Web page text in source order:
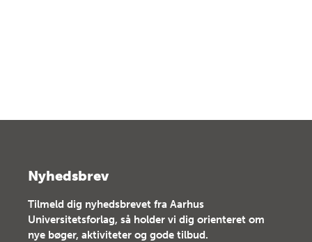
Nyhedsbrev
Tilmeld dig nyhedsbrevet fra Aarhus
Universitetsforlag, så holder vi dig orienteret om
nye bøger, aktiviteter og gode tilbud.